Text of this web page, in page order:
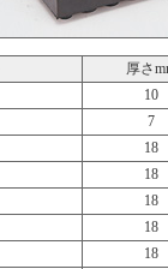
厚さ
10
7
18
18
18
18
18